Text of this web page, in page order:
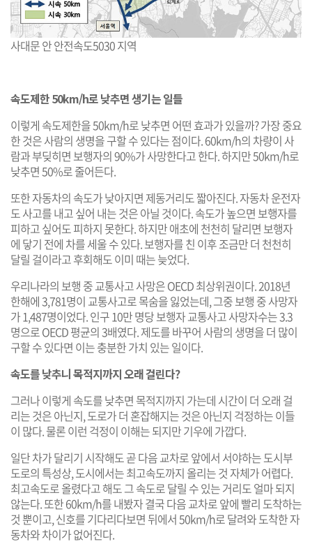
사대문 안 안전속도5030 지역
속도제한 50km/h로 낮추면 생기는 일들
이렇게 속도제한을 50km/h로 낮추면 어떤 효과가 있을까? 가장 중요
한 것은 사람의 생명을 구할 수 있다는 점이다. 60km/h의 차량이 사
람과 부딪히면 보행자의 90%가 사망한다고 한다. 하지만 50km/h로
낮추면 50%로 줄어든다.
또한 자동차의 속도가 낮아지면 제동거리도 짧아진다. 자동차 운전자
도 사고를 내고 싶어 내는 것은 아닐 것이다. 속도가 높으면 보행자를
피하고 싶어도 피하지 못한다. 하지만 애초에 천천히 달리면 보행자
에 닿기 전에 차를 세울 수 있다. 보행자를 친 이후 조금만 더 천천히
달릴 걸이라고 후회해도 이미 때는 늦었다.
우리나라의 보행 중 교통사고 사망은 OECD 최상위권이다. 2018년
한해에 3,781명이 교통사고로 목숨을 잃었는데, 그중 보행 중 사망자
가 1,487명이었다. 인구 10만 명당 보행자 교통사고 사망자수는 3.3
명으로 OECD 평균의 3배였다. 제도를 바꾸어 사람의 생명을 더 많이
구할 수 있다면 이는 충분한 가치 있는 일이다.
속도를 낮추니 목적지까지 오래 걸린다?
그러나 이렇게 속도를 낮추면 목적지까지 가는데 시간이 더 오래 걸
리는 것은 아닌지, 도로가 더 혼잡해지는 것은 아닌지 걱정하는 이들
이 많다. 물론 이런 걱정이 이해는 되지만 기우에 가깝다.
일단 차가 달리기 시작해도 곧 다음 교차로 앞에서 서야하는 도시부
도로의 특성상, 도시에서는 최고속도까지 올리는 것 자체가 어렵다.
최고속도로 올렸다고 해도 그 속도로 달릴 수 있는 거리도 얼마 되지
않는다. 또한 60km/h를 내봤자 결국 다음 교차로 앞에 빨리 도착하는
것 뿐이고, 신호를 기다리다보면 뒤에서 50km/h로 달려와 도착한 자
동차와 차이가 없어진다.